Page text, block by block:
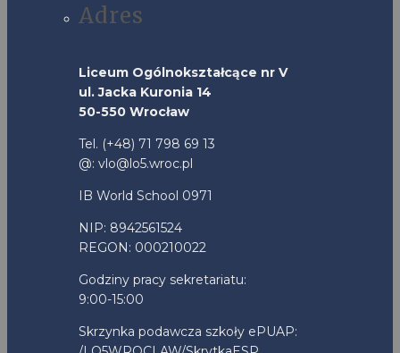
Adres
Liceum Ogólnokształcące nr V
ul. Jacka Kuronia 14
50-550 Wrocław
Tel. (+48) 71 798 69 13
@: vlo@lo5.wroc.pl
IB World School 0971
NIP: 8942561524
REGON: 000210022
Godziny pracy sekretariatu:
9:00-15:00
Skrzynka podawcza szkoły ePUAP: